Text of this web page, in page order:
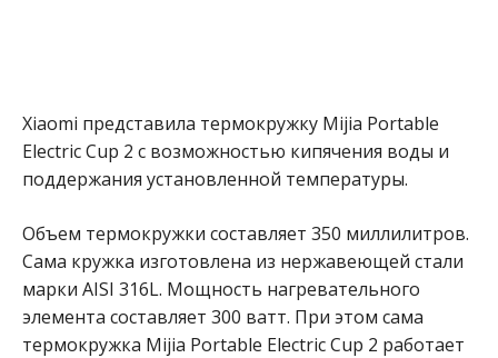
Xiaomi представила термокружку Mijia Portable
Electric Cup 2 с возможностью кипячения воды и
поддержания установленной температуры.
Объем термокружки составляет 350 миллилитров.
Сама кружка изготовлена из нержавеющей стали
марки AISI 316L. Мощность нагревательного
элемента составляет 300 ватт. При этом сама
термокружка Mijia Portable Electric Cup 2 работает